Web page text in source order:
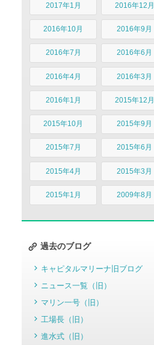
2017年1月 2016年12月
2016年10月 2016年9月
2016年7月 2016年6月
2016年4月 2016年3月
2016年1月 2015年12月
2015年10月 2015年9月
2015年7月 2015年6月
2015年4月 2015年3月
2015年1月 2009年8月
過去のブログ
キャピタルマリーナ旧ブログ
ニュース一覧（旧）
マリン一号（旧）
工場長（旧）
進水式（旧）